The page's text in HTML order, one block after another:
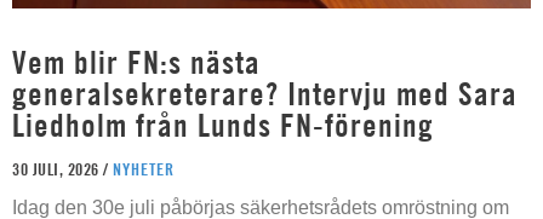
Vem blir FN:s nästa
generalsekreterare? Intervju med Sara
Liedholm från Lunds FN-förening
30 JULI, 2026 / NYHETER
Idag den 30e juli påbörjas säkerhetsrådets omröstning om